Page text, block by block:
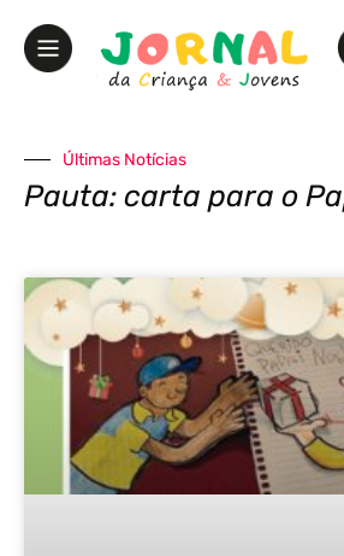
Últimas Notícias
Pauta: carta para o